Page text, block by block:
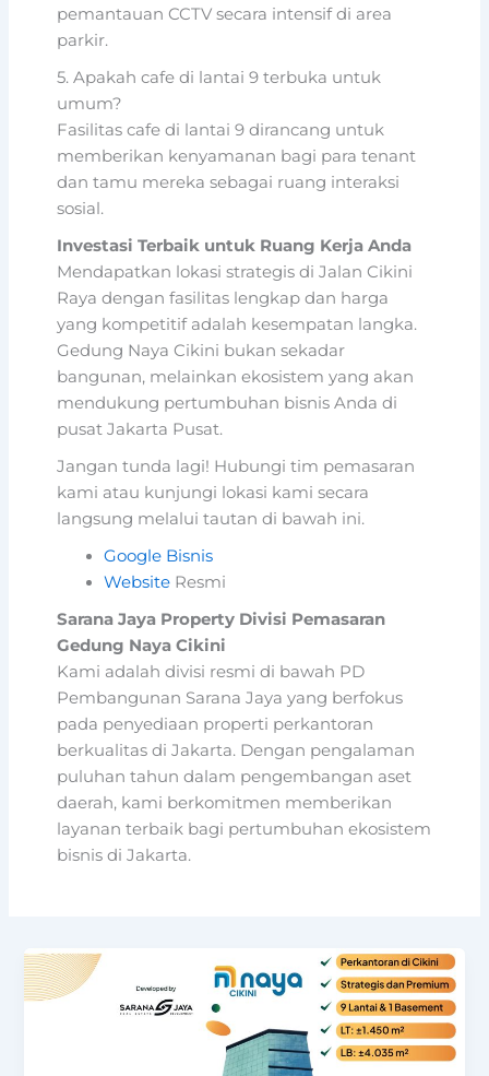
pemantauan CCTV secara intensif di area
parkir.
5. Apakah cafe di lantai 9 terbuka untuk
umum?
Fasilitas cafe di lantai 9 dirancang untuk
memberikan kenyamanan bagi para tenant
dan tamu mereka sebagai ruang interaksi
sosial.
Investasi Terbaik untuk Ruang Kerja Anda
Mendapatkan lokasi strategis di Jalan Cikini
Raya dengan fasilitas lengkap dan harga
yang kompetitif adalah kesempatan langka.
Gedung Naya Cikini bukan sekadar
bangunan, melainkan ekosistem yang akan
mendukung pertumbuhan bisnis Anda di
pusat Jakarta Pusat.
Jangan tunda lagi! Hubungi tim pemasaran
kami atau kunjungi lokasi kami secara
langsung melalui tautan di bawah ini.
Google Bisnis
Website Resmi
Sarana Jaya Property Divisi Pemasaran
Gedung Naya Cikini
Kami adalah divisi resmi di bawah PD
Pembangunan Sarana Jaya yang berfokus
pada penyediaan properti perkantoran
berkualitas di Jakarta. Dengan pengalaman
puluhan tahun dalam pengembangan aset
daerah, kami berkomitmen memberikan
layanan terbaik bagi pertumbuhan ekosistem
bisnis di Jakarta.